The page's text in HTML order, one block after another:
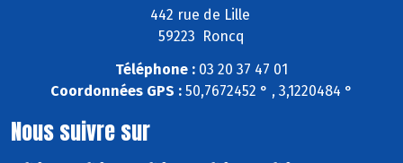
442 rue de Lille
59223 Roncq
Téléphone : 03 20 37 47 01
Coordonnées GPS : 50,7672452 ° , 3,1220484 °
Nous suivre sur